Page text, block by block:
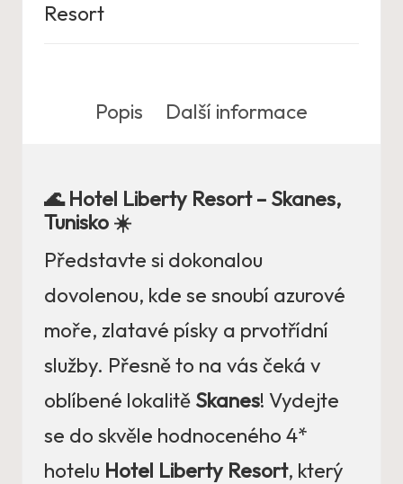
Resort
Popis Další informace
🌊 Hotel Liberty Resort – Skanes,
Tunisko ☀️
Představte si dokonalou
dovolenou, kde se snoubí azurové
moře, zlatavé písky a prvotřídní
služby. Přesně to na vás čeká v
oblíbené lokalitě Skanes! Vydejte
se do skvěle hodnoceného 4*
hotelu Hotel Liberty Resort, který